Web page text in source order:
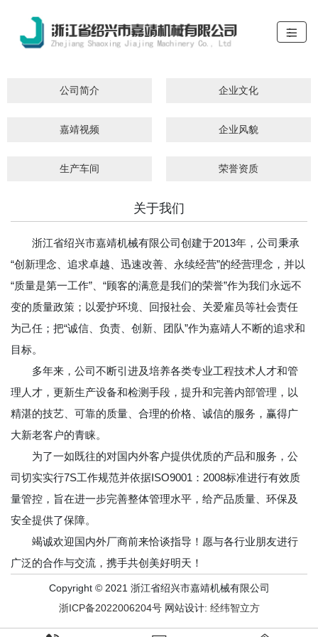
公司简介 企业文化
嘉靖视频 企业风貌
生产车间 荣誉资质
关于我们
浙江省绍兴市嘉靖机械有限公司创建于2013年，公司秉承
“创新理念、追求卓越、迅速改善、永续经营”的经营理念，并以
“质量是第一工作”、“顾客的满意是我们的荣誉”作为我们永远不
变的质量政策；以爱护环境、回报社会、关爱雇员等社会责任
为己任；把“诚信、负责、创新、团队”作为嘉靖人不断的追求和
目标。
多年来，公司不断引进及培养各类专业工程技术人才和管
理人才，更新生产设备和检测手段，提升和完善内部管理，以
精湛的技艺、可靠的质量、合理的价格、诚信的服务，赢得广
大新老客户的青睐。
为了一如既往的对国内外客户提供优质的产品和服务，公
司切实实行7S工作规范并依据ISO9001：2008标准进行有效质
量管控，旨在进一步完善整体管理水平，给产品质量、环保及
安全提供了保障。
竭诚欢迎国内外厂商前来恰谈指导！愿与各行业朋友进行
广泛的合作与交流，携手共创美好明天！
Copyright © 2021 浙江省绍兴市嘉靖机械有限公司
浙ICP备2022006204号网站设计: 经纬智立方